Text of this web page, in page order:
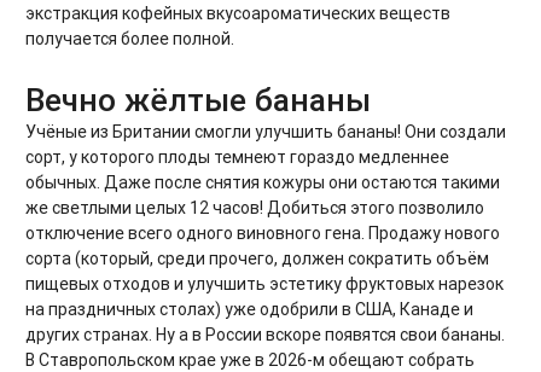
экстракция кофейных вкусоароматических веществ
получается более полной.
Вечно жёлтые бананы
Учёные из Британии смогли улучшить бананы! Они создали
сорт, у которого плоды темнеют гораздо медленнее
обычных. Даже после снятия кожуры они остаются такими
же светлыми целых 12 часов! Добиться этого позволило
отключение всего одного виновного гена. Продажу нового
сорта (который, среди прочего, должен сократить объём
пищевых отходов и улучшить эстетику фруктовых нарезок
на праздничных столах) уже одобрили в США, Канаде и
других странах. Ну а в России вскоре появятся свои бананы.
В Ставропольском крае уже в 2026-м обещают собрать